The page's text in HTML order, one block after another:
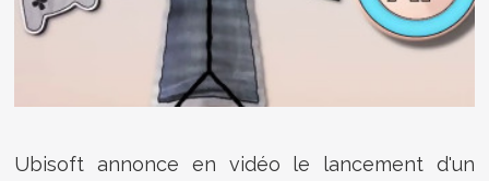
Ubisoft annonce en vidéo le lancement d'un